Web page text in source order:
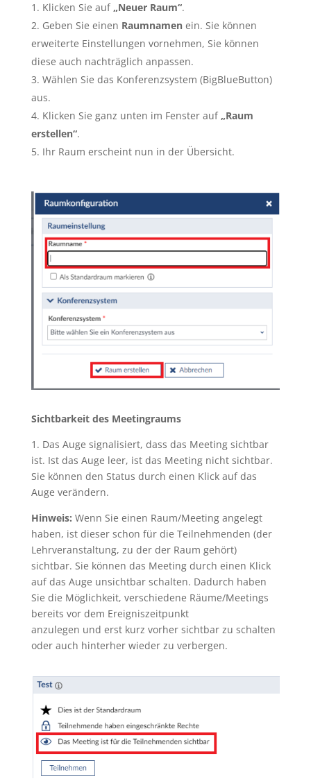
Klicken Sie auf„Neuer Raum“.
Geben Sie einen Raumnamenein. Sie können
erweiterte Einstellungen vornehmen, Sie können
diese auch nachträglich anpassen.
Wählen Sie das Konferenzsystem (BigBlueButton)
aus.
Klicken Sie ganz unten im Fenster auf„Raum
erstellen“.
Ihr Raum erscheint nun in der Übersicht.
Sichtbarkeit des Meetingraums
1. Das Auge signalisiert, dass das Meeting sichtbar
ist. Ist das Auge leer, ist das Meeting nicht sichtbar.
Sie können den Status durch einen Klick auf das
Auge verändern.
Hinweis: Wenn Sie einen Raum/Meeting angelegt
haben, ist dieser schon für die Teilnehmenden (der
Lehrveranstaltung, zu der der Raum gehört)
sichtbar. Sie können das Meeting durch einen Klick
auf das Auge unsichtbar schalten. Dadurch haben
Sie die Möglichkeit, verschiedene Räume/Meetings
bereits vor dem Ereigniszeitpunkt
anzulegen und erst kurz vorher sichtbar zu schalten
oder auch hinterher wieder zu verbergen.